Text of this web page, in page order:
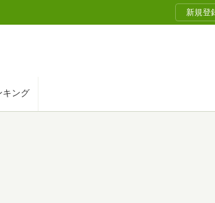
新規登
キング